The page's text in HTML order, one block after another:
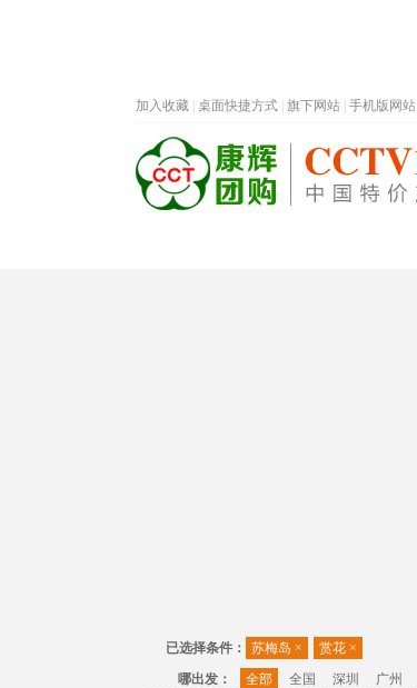
加入收藏 桌面快捷方式 旗下网站 手机版网站
已选择条件： 苏梅岛 × 赏花 ×
哪出发：
全部 全国 深圳 广州